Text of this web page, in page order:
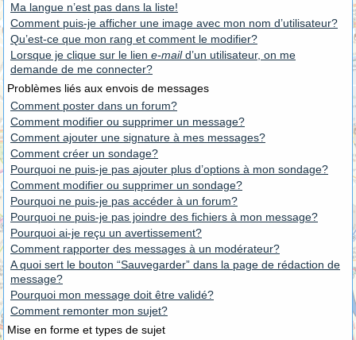
Ma langue n’est pas dans la liste!
Comment puis-je afficher une image avec mon nom d’utilisateur?
Qu’est-ce que mon rang et comment le modifier?
Lorsque je clique sur le lien e-maild’un utilisateur, on me
demande de me connecter?
Problèmes liés aux envois de messages
Comment poster dans un forum?
Comment modifier ou supprimer un message?
Comment ajouter une signature à mes messages?
Comment créer un sondage?
Pourquoi ne puis-je pas ajouter plus d’options à mon sondage?
Comment modifier ou supprimer un sondage?
Pourquoi ne puis-je pas accéder à un forum?
Pourquoi ne puis-je pas joindre des fichiers à mon message?
Pourquoi ai-je reçu un avertissement?
Comment rapporter des messages à un modérateur?
A quoi sert le bouton “Sauvegarder” dans la page de rédaction de
message?
Pourquoi mon message doit être validé?
Comment remonter mon sujet?
Mise en forme et types de sujet